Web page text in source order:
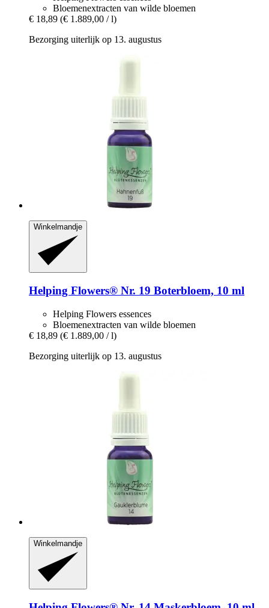
Bloemenextracten van wilde bloemen
€ 18,89 (€ 1.889,00 / l)
Bezorging uiterlijk op 13. augustus
Winkelmandje
Helping Flowers® Nr. 19 Boterbloem, 10 ml
Helping Flowers essences
Bloemenextracten van wilde bloemen
€ 18,89 (€ 1.889,00 / l)
Bezorging uiterlijk op 13. augustus
Winkelmandje